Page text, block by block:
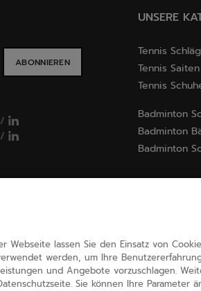
ABONNIEREN
/
/
UNSERE
Tennis
Tennis Saiten
Tennis
Badminton
Badminton
Badminton
Webseite lassen Sie den Einsatz von
werden, um Ihre
und Angebote vorzuschlagen.
Sie können Ihre Parameter